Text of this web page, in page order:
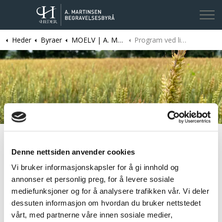
Denne nettsiden anvender cookies
Vi bruker informasjonskapsler for å gi innhold og
annonser et personlig preg, for å levere sosiale
mediefunksjoner og for å analysere trafikken vår. Vi deler
dessuten informasjon om hvordan du bruker nettstedet
vårt, med partnerne våre innen sosiale medier,
Kontakt oss
Heder Byraer MOELV | A. Martinsen Begravelsesbyrå Program ved livssynsnøytral seremoni
velge programoppsett selv. Gjerne da i samarbeid med
den som skal forrette eller være seremonimester. Et
forslag til programoppsett kan være
Solistinnslag. Instrumentalt eller sang.